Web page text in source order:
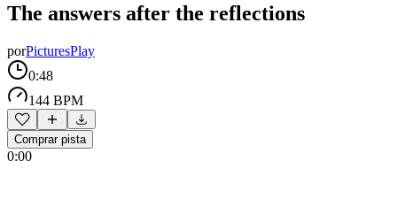
The answers after the reflections
porPicturesPlay
0:48
144 BPM
Comprar pista
0:00